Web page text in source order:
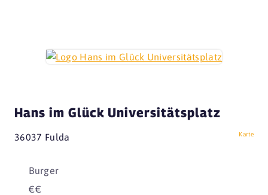
Hans im Glück Universitätsplatz
36037 Fulda Karte
Burger
€€